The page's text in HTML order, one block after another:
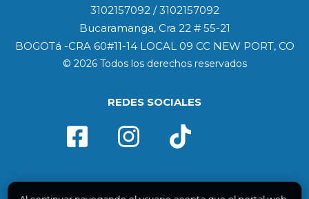
3102157092 / 3102157092
Bucaramanga, Cra 22 # 55-21
BOGOTá -CRA 60#11-14 LOCAL 09 CC NEW PORT, CO
© 2026 Todos los derechos reservados
REDES SOCIALES